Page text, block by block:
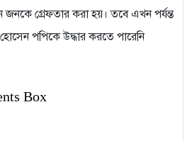
গ্রেফতার করা হয়। তবে এখন পর্যন্ত
পপিকে উদ্ধার করতে পারেনি
Box